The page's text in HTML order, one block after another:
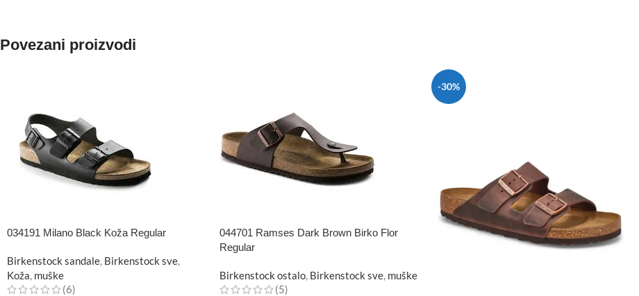
Povezani proizvodi
034191 Milano Black Koža Regular
Birkenstock sandale, Birkenstock sve,
Koža, muške
(6)
044701 Ramses Dark Brown Birko Flor
Regular
Birkenstock ostalo, Birkenstock sve, muške
(5)
-30%